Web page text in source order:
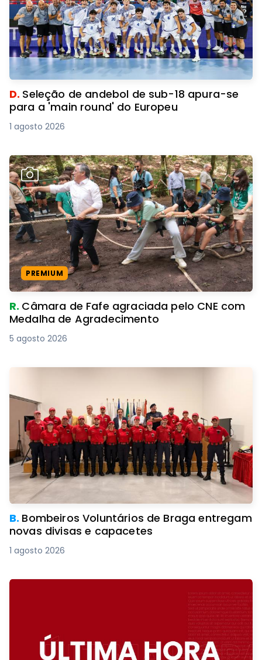
D. Seleção de andebol de sub-18 apura-se
para a 'main round' do Europeu
1 agosto 2026
PREMIUM
R. Câmara de Fafe agraciada pelo CNE com
Medalha de Agradecimento
5 agosto 2026
B. Bombeiros Voluntários de Braga entregam
novas divisas e capacetes
1 agosto 2026